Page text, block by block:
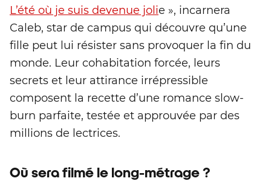
L’été où je suis devenue jolie », incarnera
Caleb, star de campus qui découvre qu’une
fille peut lui résister sans provoquer la fin du
monde. Leur cohabitation forcée, leurs
secrets et leur attirance irrépressible
composent la recette d’une romance slow-
burn parfaite, testée et approuvée par des
millions de lectrices.
Où sera filmé le long-métrage ?